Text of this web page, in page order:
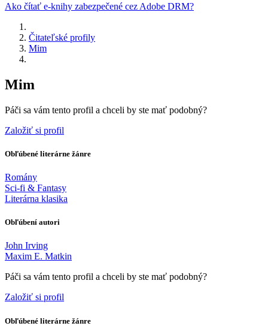
Ako čítať e-knihy zabezpečené cez Adobe DRM?
Čitateľské profily
Mim
Mim
Páči sa vám tento profil a chceli by ste mať podobný?
Založiť si profil
Obľúbené literárne žánre
Romány
Sci-fi & Fantasy
Literárna klasika
Obľúbení autori
John Irving
Maxim E. Matkin
Páči sa vám tento profil a chceli by ste mať podobný?
Založiť si profil
Obľúbené literárne žánre